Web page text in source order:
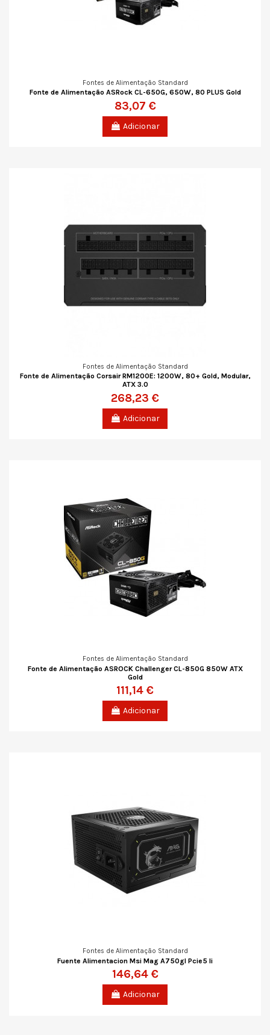
Fontes de Alimentação Standard
Fonte de Alimentação ASRock CL-650G, 650W, 80 PLUS Gold
83,07 €
Adicionar
Fontes de Alimentação Standard
Fonte de Alimentação Corsair RM1200E: 1200W, 80+ Gold, Modular,
ATX 3.0
268,23 €
Adicionar
Fontes de Alimentação Standard
Fonte de Alimentação ASROCK Challenger CL-850G 850W ATX
Gold
111,14 €
Adicionar
Fontes de Alimentação Standard
Fuente Alimentacion Msi Mag A750gl Pcie5 Ii
146,64 €
Adicionar